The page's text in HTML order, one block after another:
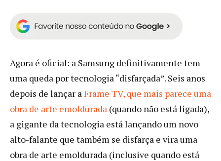
Agora é oficial: a Samsung definitivamente tem
uma queda por tecnologia “disfarçada”. Seis anos
depois de lançar aFrame TV, que mais parece uma
obra de arte emoldurada (quando não está ligada),
a gigante da tecnologia está lançando um novo
alto-falante que também se disfarça e vira uma
obra de arte emoldurada (inclusive quando está